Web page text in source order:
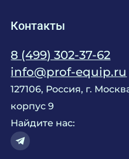
Контакты
8 (499) 302-37-62
info@prof-equip.ru
127106, Россия, г.
корпус 9
Найдите нас: